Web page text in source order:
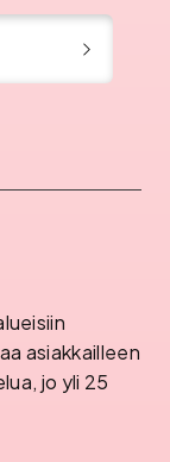
asiakkailleen
jo yli 25